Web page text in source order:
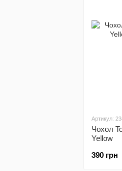
Артикул:
Чохол
Yellow
390 грн